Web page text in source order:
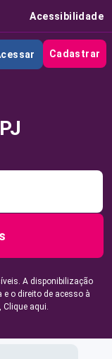
Acessibilidade
Cadastrar
A disponibilização
o direito de acesso à
Clique aqui.